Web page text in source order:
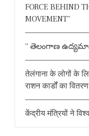
FORCE BEHIND
MOVEMENT”
” తెలంగాణ
तेलंगाना के लोगों के
राशन कार्डों का
केंद्रीय मंत्रियों ने